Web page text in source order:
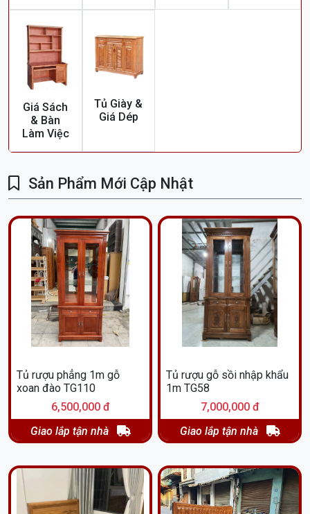
Giá Sách
& Bàn
Làm Việc
Tủ Giày &
Giá Dép
Sản Phẩm Mới Cập Nhật
Tủ rượu phẳng 1m gỗ
xoan đào TG110
6,500,000 đ
Giao lắp tận nhà
Tủ rượu gỗ sồi nhập khẩu
1m TG58
7,000,000 đ
Giao lắp tận nhà